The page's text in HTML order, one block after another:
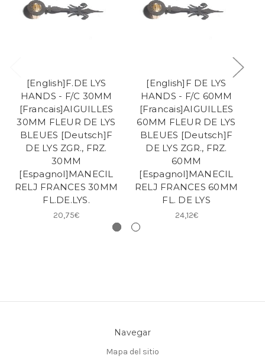
[English]F.DE LYS
HANDS - F/C 30MM
[Francais]AIGUILLES
30MM FLEUR DE LYS
BLEUES [Deutsch]F
DE LYS ZGR., FRZ.
30MM
[Espagnol]MANECIL
RELJ FRANCES 30MM
FL.DE.LYS.
20,75€
[English]F DE LYS
HANDS - F/C 60MM
[Francais]AIGUILLES
60MM FLEUR DE LYS
BLEUES [Deutsch]F
DE LYS ZGR., FRZ.
60MM
[Espagnol]MANECIL
RELJ FRANCES 60MM
FL. DE LYS
24,12€
Navegar
Mapa del sitio